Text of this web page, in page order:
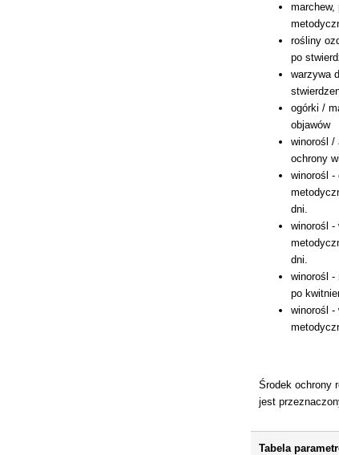
rośliny
po
warzywa
ogórki /
objawów
winorośl /
ochrony
winorośl -
dni.
winorośl -
dni.
winorośl -
po
winorośl -
Środek ochrony
jest
Tabela